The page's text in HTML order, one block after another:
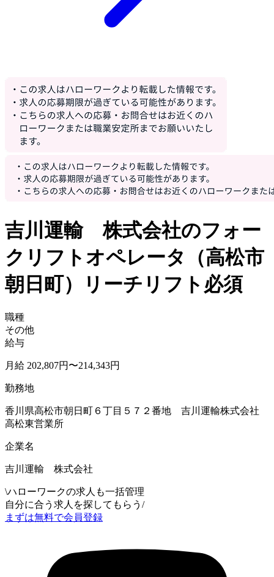
吉川運輸 株式会社のフォー
クリフトオペレータ（高松市
朝日町）リーチリフト必須
職種
その他
給与
月給 202,807円〜214,343円
勤務地
香川県高松市朝日町６丁目５７２番地 吉川運輸株式会社
高松東営業所
企業名
吉川運輸 株式会社
\ハローワークの求人も一括管理
自分に合う求人を探してもらう /
まずは無料で会員登録